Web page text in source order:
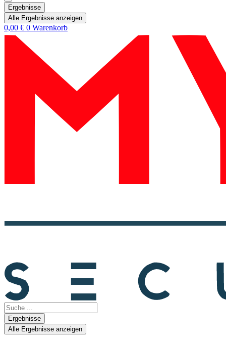
Ergebnisse
Alle Ergebnisse anzeigen
0,00 € 0 Warenkorb
Search
...Ergebnisse
Alle Ergebnisse anzeigen